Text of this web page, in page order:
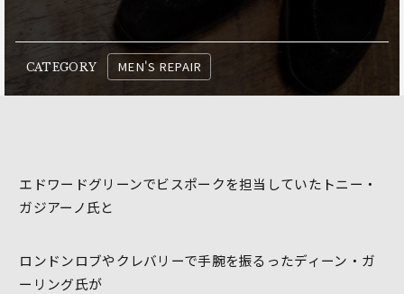
CATEGORY MEN'S REPAIR
エドワードグリーンでビスポークを担当していたトニー・
ガジアーノ氏と
ロンドンロブやクレバリーで手腕を振るったディーン・ガ
ーリング氏が